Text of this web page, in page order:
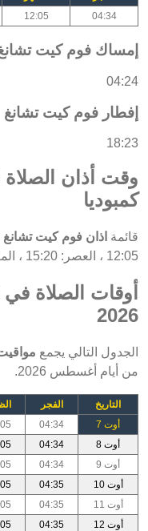
04:34
12:05
إمساك فوم كيت
04:24
إفطار فوم كيت تشانغ
18:23
وقت أذان
كمبوديا
قائمة اذان فوم كيت تشانغ
12:05 ، العصر: 15:20 ، المغرب: 18:23 ، العشاء: 19:32.
أوقات الصلاة
2026
الجدول التالي يجمع
من أيام أغسطس 2026.
التاريخ الفجر
أوت 7
04:34
أوت 8
04:34
أوت 9
04:34
أوت 10
04:35
أوت 11
04:35
أوت 12
04:35